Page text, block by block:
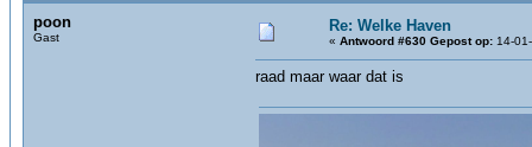
poon
Gast
Re: Welke Haven
« Antwoord #630 Gepost op: 14-
raad maar waar dat is